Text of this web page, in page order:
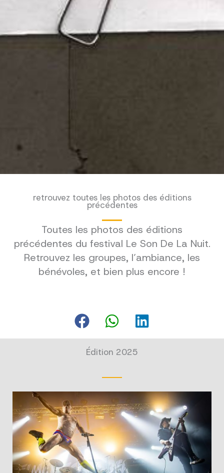
retrouvez toutes les photos des éditions
précédentes
Toutes les photos des éditions
précédentes du festival Le Son De La Nuit.
Retrouvez les groupes, l’ambiance, les
bénévoles, et bien plus encore !
Édition 2025